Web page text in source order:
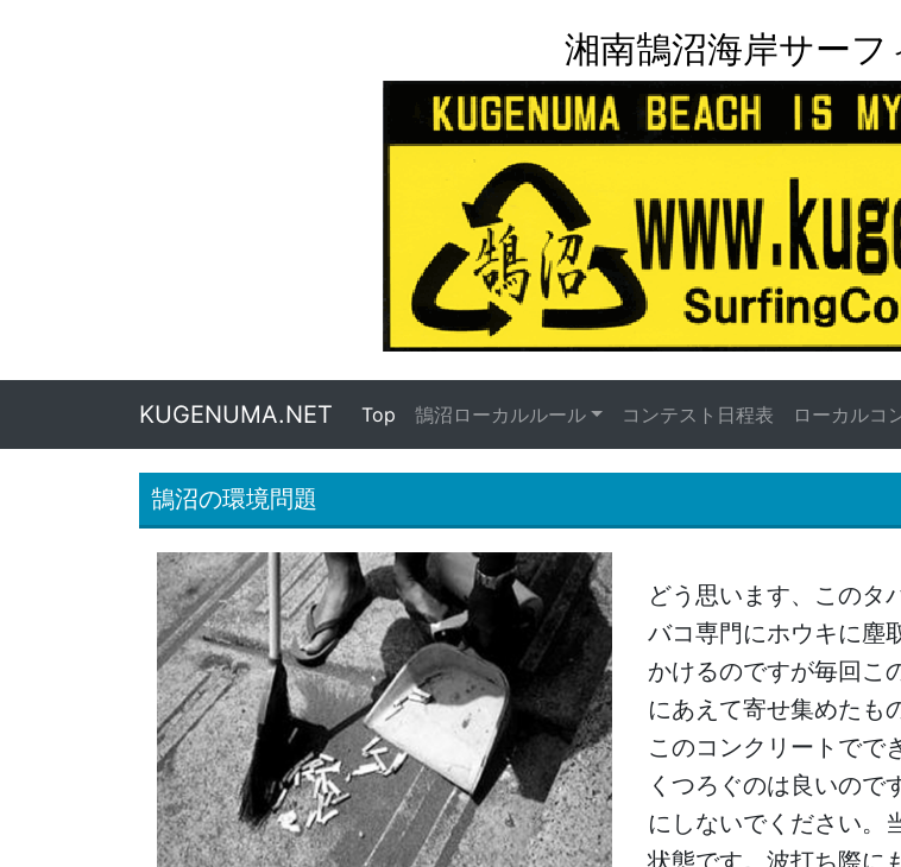
湘南鵠沼海岸サーフ
KUGENUMA.NET Top (current)
鵠沼ローカルルール コンテスト日程表 ローカルコ
鵠沼の環境問題
どう思います、このタ
バコ専門にホウキに塵
かけるのですが毎回こ
にあえて寄せ集めたも
このコンクリートでで
くつろぐのは良いので
にしないでください。
状態です。波打ち際に